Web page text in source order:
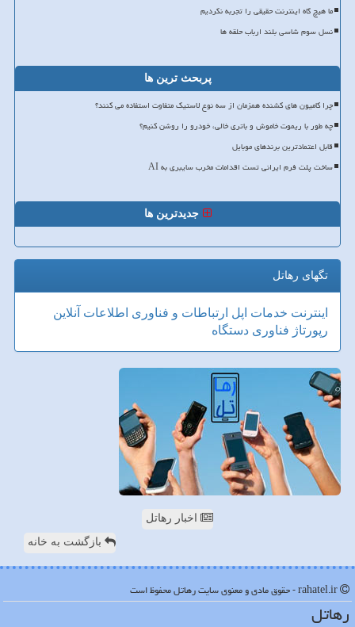
ما هیچ گاه اینترنت حقیقی را تجربه نکردیم
نسل سوم شاسی بلند ارباب حلقه ها
پربحث ترین ها
چرا کامیون های کشنده همزمان از سه نوع لاستیک متفاوت استفاده می کنند؟
چه طور با ریموت خاموش و باتری خالی، خودرو را روشن کنیم؟
قابل اعتمادترین برندهای موبایل
ساخت پلت فرم ایرانی تست اقدامات مخرب سایبری به AI
جدیدترین ها
تگهای رهاتل
اینترنت خدمات اپل ارتباطات و فناوری اطلاعات آنلاین
رپورتاژ فناوری دستگاه
اخبار رهاتل
بازگشت به خانه
رهاتل